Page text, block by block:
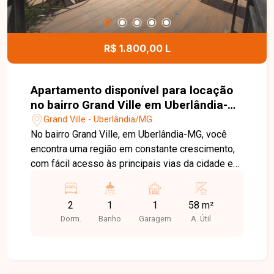
oportunidade para quem busca um imóvel
espaçoso, funcional e bem localizado no bairro
Tubalina. Agende uma visita e venha conhecer
todos os detalhes desta casa.
R$ 1.800,00 L
Apartamento disponível para locação
no bairro Grand Ville em Uberlândia-
MGGrand Ville - Uberlândia/MG
No bairro Grand Ville, em Uberlândia-MG, você
encontra uma região em constante crescimento,
com fácil acesso às principais vias da cidade e
para o dia a dia e proximidade com comércios,
escolas, supermercados e diversos serviços.
Apartamento térreo com área externa gramada,
2
Dorm.
1
Banho
1
Garagem
58 m²
A. Útil